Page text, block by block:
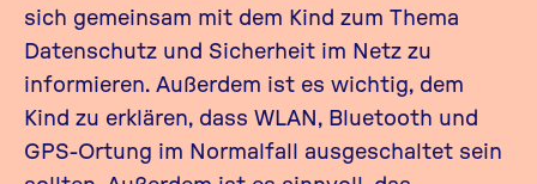
sich gemeinsam mit dem Kind zum Thema
Datenschutz und Sicherheit im Netz zu
informieren. Außerdem ist es wichtig, dem
Kind zu erklären, dass WLAN, Bluetooth und
GPS-Ortung im Normalfall ausgeschaltet sein